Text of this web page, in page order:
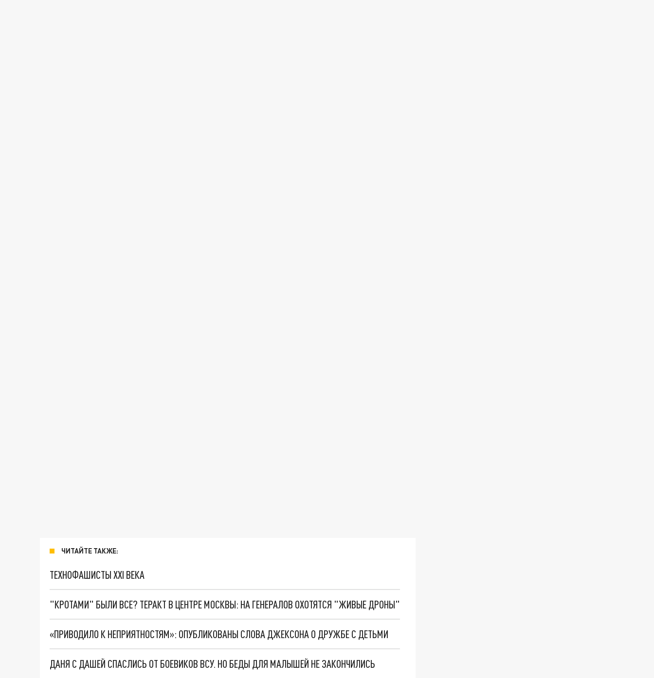
ЧИТАЙТЕ ТАКЖЕ:
ТЕХНОФАШИСТЫ XXI ВЕКА
"КРОТАМИ" БЫЛИ ВСЕ? ТЕРАКТ В ЦЕНТРЕ МОСКВЫ: НА ГЕНЕРАЛОВ ОХОТЯТСЯ "ЖИВЫЕ ДРОНЫ"
«ПРИВОДИЛО К НЕПРИЯТНОСТЯМ»: ОПУБЛИКОВАНЫ СЛОВА ДЖЕКСОНА О ДРУЖБЕ С ДЕТЬМИ
ДАНЯ С ДАШЕЙ СПАСЛИСЬ ОТ БОЕВИКОВ ВСУ. НО БЕДЫ ДЛЯ МАЛЫШЕЙ НЕ ЗАКОНЧИЛИСЬ